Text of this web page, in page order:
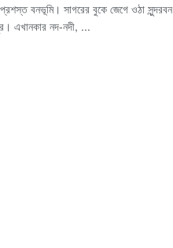
বনভূমি। সাগরের বুকে জেগে ওঠা সুন্দরবন
এখানকার নদ-নদী, ...